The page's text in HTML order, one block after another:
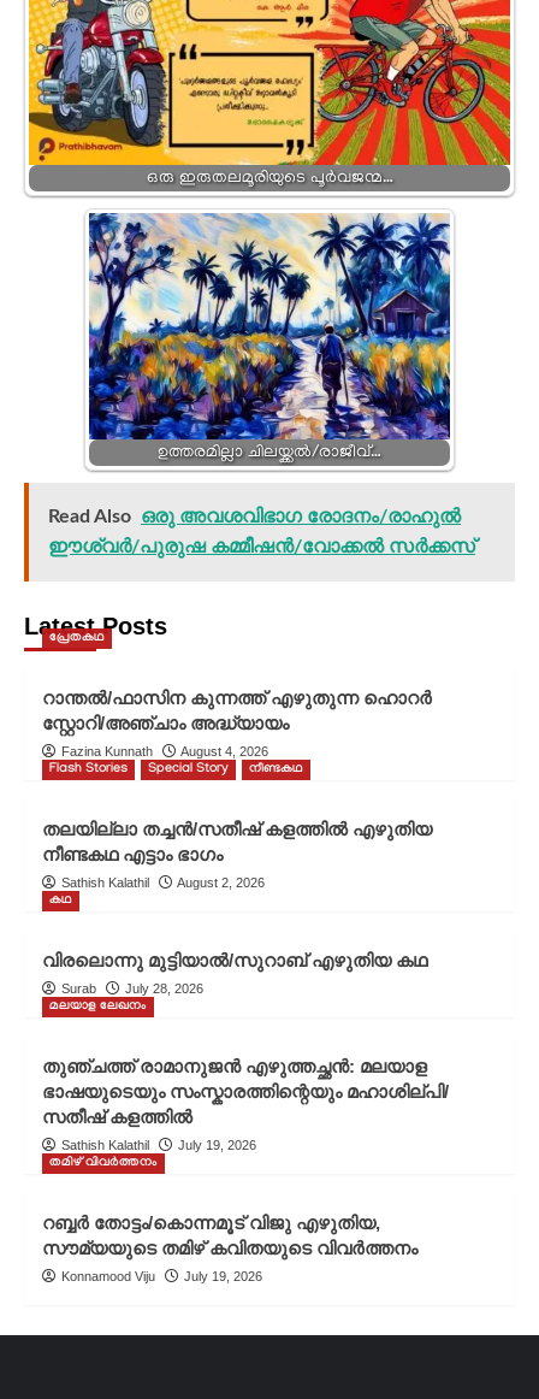
ഒരു ഇരുതലമൂരിയുടെ പൂർവജന്മ…
ഉത്തരമില്ലാ ചിലയ്ക്കൽ/രാജീവ്…
Read Also ഒരു അവശവിഭാഗ രോദനം/രാഹുൽ
ഈശ്വർ/പുരുഷ കമ്മീഷൻ/വോക്കൽ സർക്കസ്
Latest Posts
പ്രേതകഥ
റാന്തൽ/ഫാസിന കുന്നത്ത് എഴുതുന്ന ഹൊറർ
സ്റ്റോറി/അഞ്ചാം അദ്ധ്യായം
Fazina Kunnath August 4, 2026
Flash Stories Special Story നീണ്ടകഥ
തലയില്ലാ തച്ചൻ/സതീഷ് കളത്തിൽ എഴുതിയ
നീണ്ടകഥ എട്ടാം ഭാഗം
Sathish Kalathil August 2, 2026
കഥ
വിരലൊന്നു മുട്ടിയാൽ/സുറാബ് എഴുതിയ കഥ
Surab July 28, 2026
മലയാള ലേഖനം
തുഞ്ചത്ത് രാമാനുജൻ എഴുത്തച്ഛൻ: മലയാള
ഭാഷയുടെയും സംസ്കാരത്തിന്റെയും മഹാശില്പി/
സതീഷ് കളത്തിൽ
Sathish Kalathil July 19, 2026
തമിഴ് വിവർത്തനം
റബ്ബർ തോട്ടം/കൊന്നമൂട് വിജു എഴുതിയ,
സൗമ്യയുടെ തമിഴ് കവിതയുടെ വിവർത്തനം
Konnamood Viju July 19, 2026